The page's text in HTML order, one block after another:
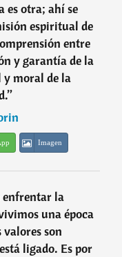
es otra; ahí se
espiritual de
entre
y garantía de la
moral de la
”
Imagen
enfrentar la
una época
son
ligado. Es por